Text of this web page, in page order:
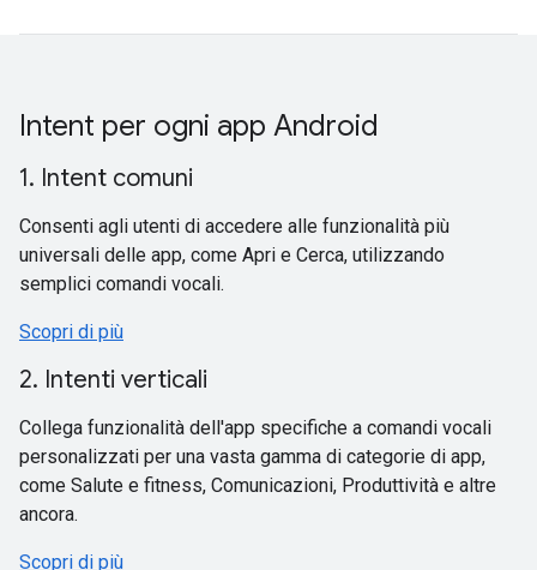
Intent per ogni app Android
1. Intent comuni
Consenti agli utenti di accedere alle funzionalità più
universali delle app, come Apri e Cerca, utilizzando
semplici comandi vocali.
Scopri di più
2. Intenti verticali
Collega funzionalità dell'app specifiche a comandi vocali
personalizzati per una vasta gamma di categorie di app,
come Salute e fitness, Comunicazioni, Produttività e altre
ancora.
Scopri di più